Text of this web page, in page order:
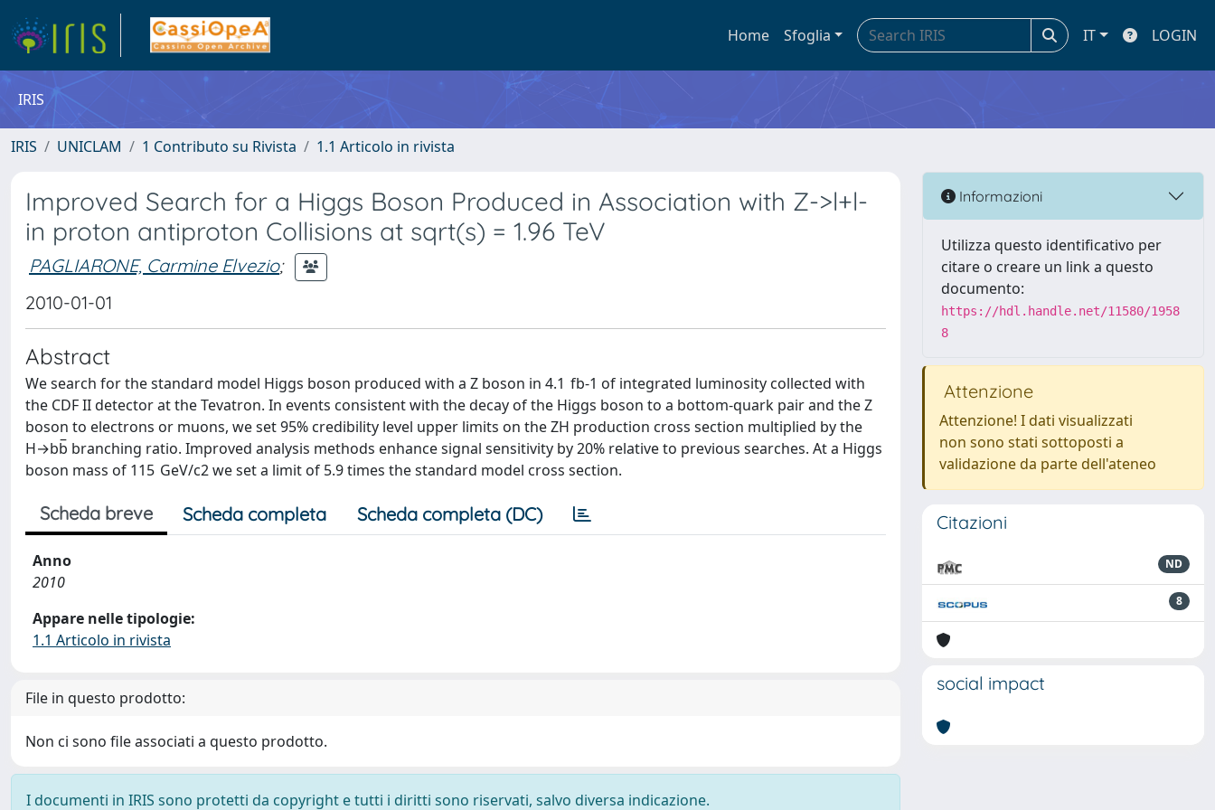
Home Sfoglia IT LOGIN
IRIS
IRIS UNICLAM 1 Contributo su Rivista 1.1 Articolo in rivista
Improved Search for a Higgs Boson Produced in Association with Z->l+l-
in proton antiproton Collisions at sqrt(s) = 1.96 TeV
PAGLIARONE, Carmine Elvezio;
2010-01-01
Abstract
We search for the standard model Higgs boson produced with a Z boson in 4.1 fb-1 of integrated luminosity collected with
the CDF II detector at the Tevatron. In events consistent with the decay of the Higgs boson to a bottom-quark pair and the Z
boson to electrons or muons, we set 95% credibility level upper limits on the ZH production cross section multiplied by the
H→bb̅ branching ratio. Improved analysis methods enhance signal sensitivity by 20% relative to previous searches. At a Higgs
boson mass of 115 GeV/c2 we set a limit of 5.9 times the standard model cross section.
Scheda breve Scheda completa Scheda completa (DC)
Anno
2010
Appare nelle tipologie:
1.1 Articolo in rivista
File in questo prodotto:
Non ci sono file associati a questo prodotto.
I documenti in IRIS sono protetti da copyright e tutti i diritti sono riservati, salvo diversa indicazione.
Informazioni
Utilizza questo identificativo per
citare o creare un link a questo
documento:
https://hdl.handle.net/11580/1958
8
Attenzione
Attenzione! I dati visualizzati
non sono stati sottoposti a
validazione da parte dell'ateneo
Citazioni
ND
8
social impact